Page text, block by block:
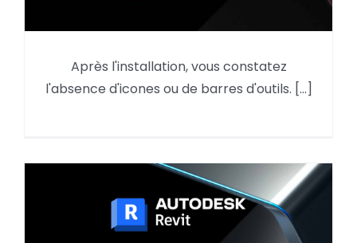
AutoCAD : reprendre des
éléments du menu d’une
Après l'installation, vous constatez
l'absence d'icones ou de barres d'outils. [...]